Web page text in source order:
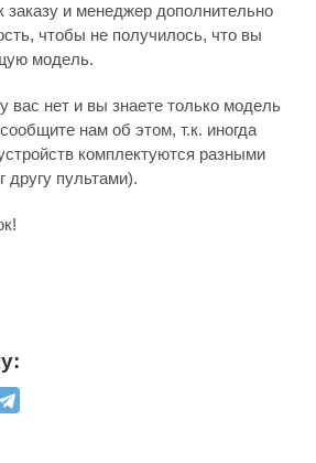
заказу и менеджер дополнительно
чтобы не получилось, что вы
модель.
вас нет и вы знаете только модель
нам об этом, т.к. иногда
комплектуются разными
другу пультами).